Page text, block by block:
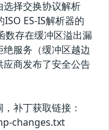
择交换协议解析
ES-IS解析器的
数存在缓冲区溢出漏
服务（缓冲区越边
商发布了安全公告
补丁获取链接：
changes.txt